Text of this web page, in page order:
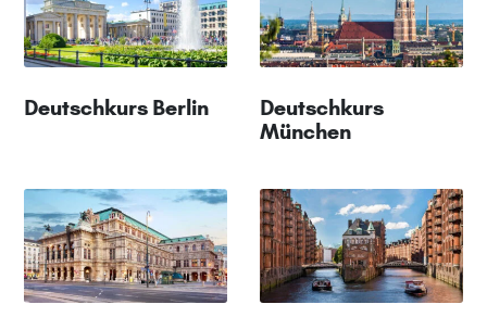
Deutschkurs Berlin
Deutschkurs
München